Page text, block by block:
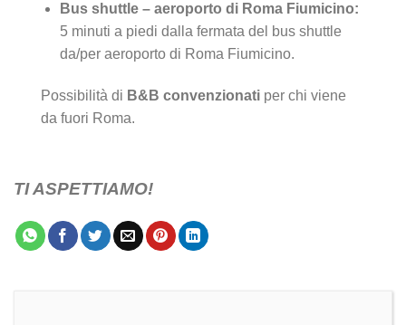
Bus shuttle – aeroporto di Roma Fiumicino:
5 minuti a piedi dalla fermata del bus shuttle
da/per aeroporto di Roma Fiumicino.
Possibilità di B&B convenzionati per chi viene
da fuori Roma.
TI ASPETTIAMO!